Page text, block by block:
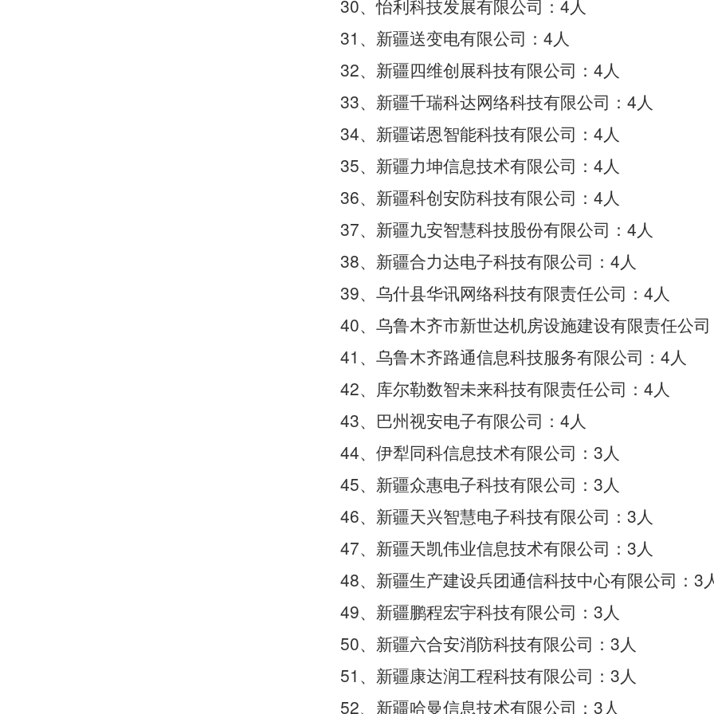
30、怡利科技发展有限公司： 4人
31 、新疆送变电有限公司： 4人
32、新疆四维创展科技有限公司： 4人
33、新疆千瑞科达网络科技有限公司： 4人
34、新疆诺恩智能科技有限公司： 4人
35、新疆力坤信息技术有限公司： 4人
36、新疆科创安防科技有限公司： 4人
37、新疆九安智慧科技股份有限公司： 4人
38、新疆合力达电子科技有限公司： 4人
39、乌什县华讯网络科技有限责任公司： 4人
40、乌鲁木齐市新世达机房设施建设有限责任公司
41 、乌鲁木齐路通信息科技服务有限公司： 4人
42、库尔勒数智未来科技有限责任公司： 4人
43、巴州视安电子有限公司： 4人
44、伊犁同科信息技术有限公司： 3人
45、新疆众惠电子科技有限公司： 3人
46、新疆天兴智慧电子科技有限公司： 3人
47、新疆天凯伟业信息技术有限公司： 3人
48、新疆生产建设兵团通信科技中心有限公司： 3
49、新疆鹏程宏宇科技有限公司： 3人
50、新疆六合安消防科技有限公司： 3人
51 、新疆康达润工程科技有限公司： 3人
52、新疆哈曼信息技术有限公司： 3人